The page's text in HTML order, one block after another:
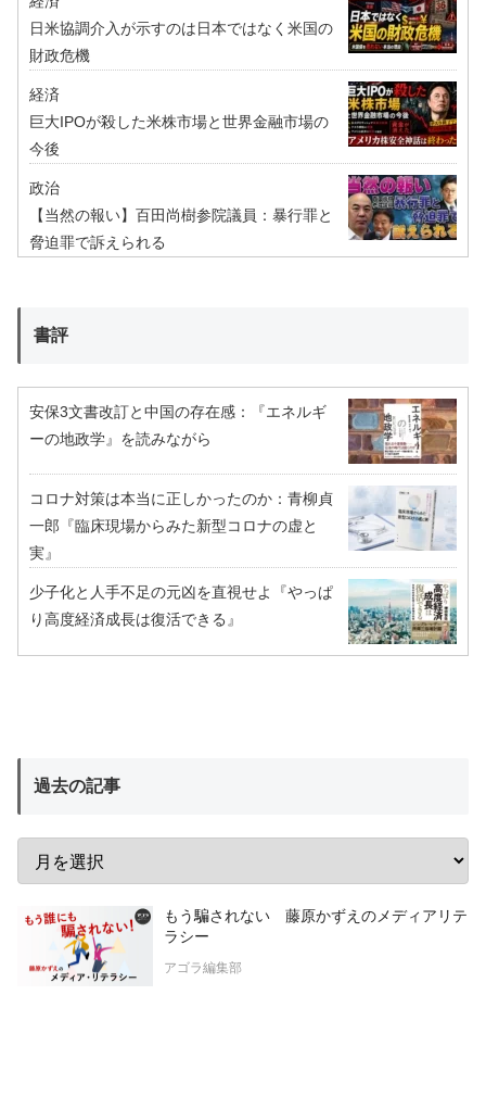
日米協調介入が示すのは日本ではなく米国の
財政危機
経済
巨大IPOが殺した米株市場と世界金融市場の
今後
政治
【当然の報い】百田尚樹参院議員：暴行罪と
脅迫罪で訴えられる
書評
安保3文書改訂と中国の存在感：『エネルギ
ーの地政学』を読みながら
コロナ対策は本当に正しかったのか：青柳貞
一郎『臨床現場からみた新型コロナの虚と
実』
少子化と人手不足の元凶を直視せよ『やっぱ
り高度経済成長は復活できる』
過去の記事
もう騙されない 藤原かずえのメディアリテ
ラシー
アゴラ編集部